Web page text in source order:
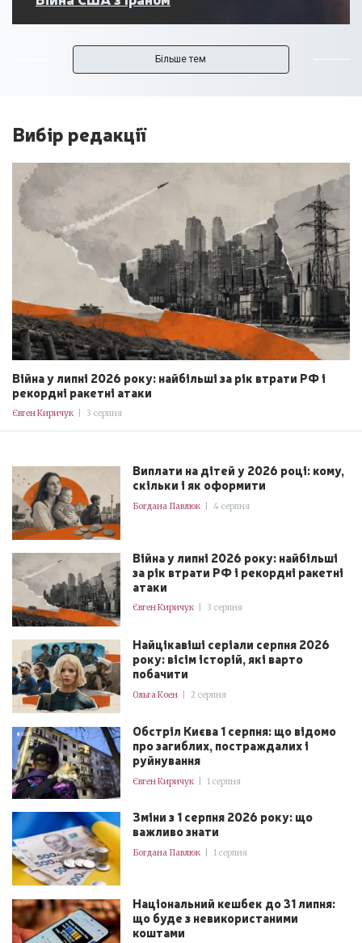
Більше тем
Виплати на дітей у 2026 році: кому,
скільки і як оформити
Богдана Павлюк 4 серпня
Війна у липні 2026 року: найбільші
за рік втрати РФ і рекордні ракетні
атаки
Євген Киричук 3 серпня
Найцікавіші серіали серпня 2026
року: вісім історій, які варто
побачити
Ольга Коен 2 серпня
Обстріл Києва 1 серпня: що відомо
про загиблих, постраждалих і
руйнування
Євген Киричук 1 серпня
Зміни з 1 серпня 2026 року: що
важливо знати
Богдана Павлюк 1 серпня
Національний кешбек до 31 липня:
що буде з невикористаними
коштами
Вибір редакції
Війна у липні 2026 року: найбільші за рік втрати РФ і
рекордні ракетні атаки
Євген Киричук 3 серпня